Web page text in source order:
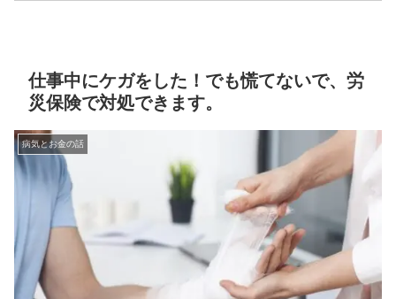
仕事中にケガをした！でも慌てないで、労
災保険で対処できます。
病気とお金の話